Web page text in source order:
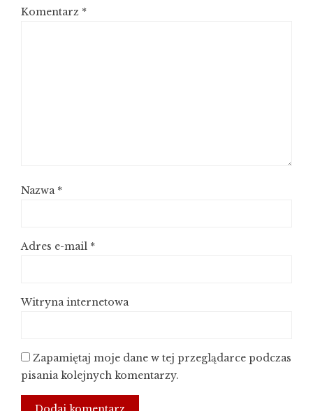
Komentarz *
Nazwa *
Adres e-mail *
Witryna internetowa
Zapamiętaj moje dane w tej przeglądarce podczas
pisania kolejnych komentarzy.